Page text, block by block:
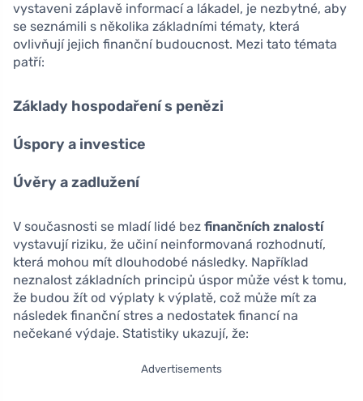
vystaveni záplavě informací a lákadel, je nezbytné, aby
se seznámili s několika základními tématy, která
ovlivňují jejich finanční budoucnost. Mezi tato témata
patří:
Základy hospodaření s penězi
Úspory a investice
Úvěry a zadlužení
V současnosti se mladí lidé bez finančních znalostí
vystavují riziku, že učiní neinformovaná rozhodnutí,
která mohou mít dlouhodobé následky. Například
neznalost základních principů úspor může vést k tomu,
že budou žít od výplaty k výplatě, což může mít za
následek finanční stres a nedostatek financí na
nečekané výdaje. Statistiky ukazují, že:
Advertisements